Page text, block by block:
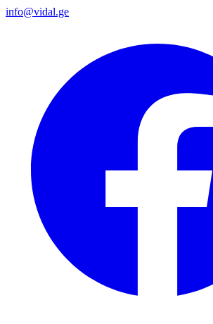
info@vidal.ge